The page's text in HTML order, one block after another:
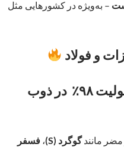
– به‌ویژه در کشورهایی مثل
و فولاد
مزایای زئولیت کلینوپتیلولیت ۹۸٪ در ذوب
مضر مانندگوگرد (S) ، فسفر